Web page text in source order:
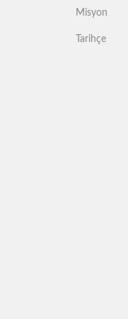
Misyon
Tarihçe